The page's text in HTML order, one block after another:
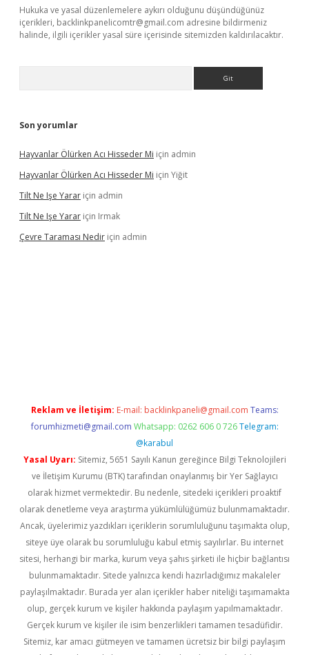
Hukuka ve yasal düzenlemelere aykırı olduğunu düşündüğünüz
içerikleri, backlinkpanelicomtr@gmail.com adresine bildirmeniz
halinde, ilgili içerikler yasal süre içerisinde sitemizden kaldırılacaktır.
Son yorumlar
Hayvanlar Ölürken Acı Hisseder Mi için admin
Hayvanlar Ölürken Acı Hisseder Mi için Yiğit
Tilt Ne Işe Yarar için admin
Tilt Ne Işe Yarar için Irmak
Çevre Taraması Nedir için admin
Reklam ve İletişim: E-mail: backlinkpaneli@gmail.com Teams:
forumhizmeti@gmail.com Whatsapp: 0262 606 0 726 Telegram:
@karabul
Yasal Uyarı: Sitemiz, 5651 Sayılı Kanun gereğince Bilgi Teknolojileri
ve İletişim Kurumu (BTK) tarafından onaylanmış bir Yer Sağlayıcı
olarak hizmet vermektedir. Bu nedenle, sitedeki içerikleri proaktif
olarak denetleme veya araştırma yükümlülüğümüz bulunmamaktadır.
Ancak, üyelerimiz yazdıkları içeriklerin sorumluluğunu taşımakta olup,
siteye üye olarak bu sorumluluğu kabul etmiş sayılırlar. Bu internet
sitesi, herhangi bir marka, kurum veya şahıs şirketi ile hiçbir bağlantısı
bulunmamaktadır. Sitede yalnızca kendi hazırladığımız makaleler
paylaşılmaktadır. Burada yer alan içerikler haber niteliği taşımamakta
olup, gerçek kurum ve kişiler hakkında paylaşım yapılmamaktadır.
Gerçek kurum ve kişiler ile isim benzerlikleri tamamen tesadüfidir.
Sitemiz, kar amacı gütmeyen ve tamamen ücretsiz bir bilgi paylaşım